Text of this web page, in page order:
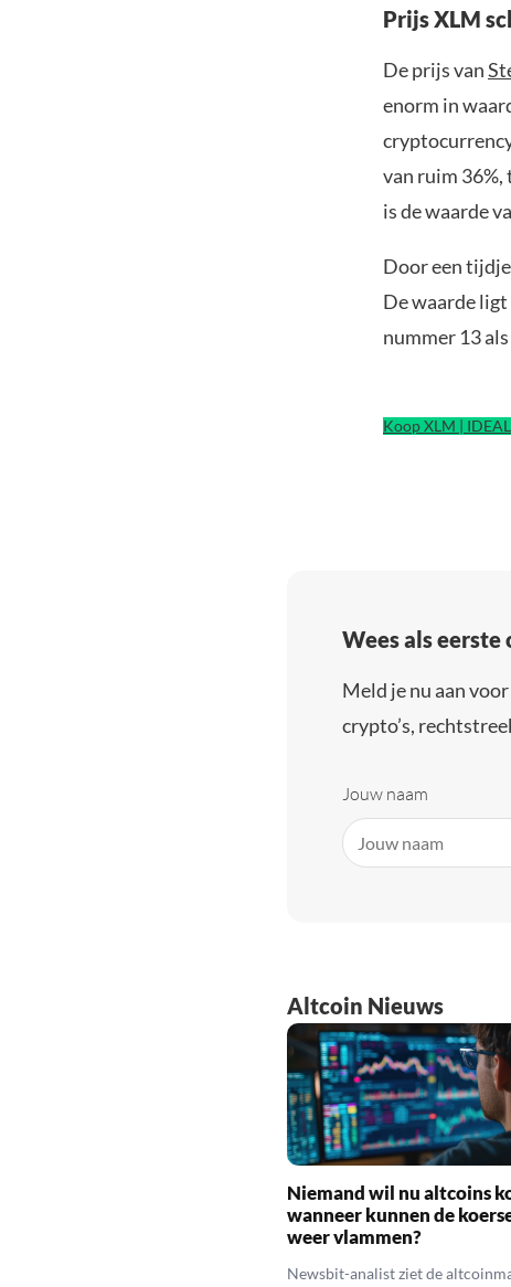
Prijs XLM
De prijs van
enorm in
van ruim 36%,
is de waarde
Door een
De waarde
nummer 13
Koop XLM | IDEAL
Wees als
Meld je nu aan
crypto’s,
Jouw naam
Altcoin Nieuws
Niemand wil nu altcoins
wanneer kunnen de
weer vlammen?
Newsbit-analist ziet de